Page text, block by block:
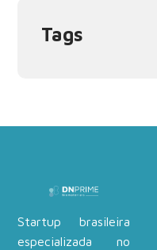
Tags
Startup brasileira
especializada no